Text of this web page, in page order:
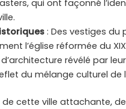
qui ont façonné
: Des vestiges du
l’église réformée du
révélé par
du mélange culturel de
de cette ville attachante,